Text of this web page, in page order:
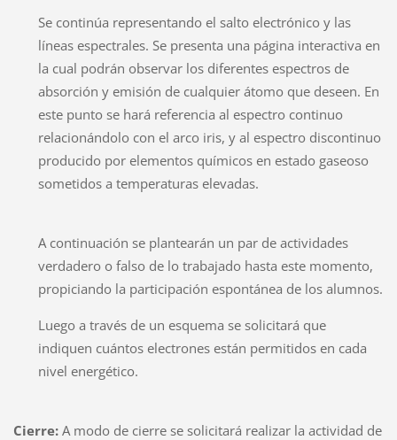
Se continúa representando el salto electrónico y las
líneas espectrales. Se presenta una página interactiva en
la cual podrán observar los diferentes espectros de
absorción y emisión de cualquier átomo que deseen. En
este punto se hará referencia al espectro continuo
relacionándolo con el arco iris, y al espectro discontinuo
producido por elementos químicos en estado gaseoso
sometidos a temperaturas elevadas.
A continuación se plantearán un par de actividades
verdadero o falso de lo trabajado hasta este momento,
propiciando la participación espontánea de los alumnos.
Luego a través de un esquema se solicitará que
indiquen cuántos electrones están permitidos en cada
nivel energético.
Cierre:A modo de cierre se solicitará realizar la actividad de